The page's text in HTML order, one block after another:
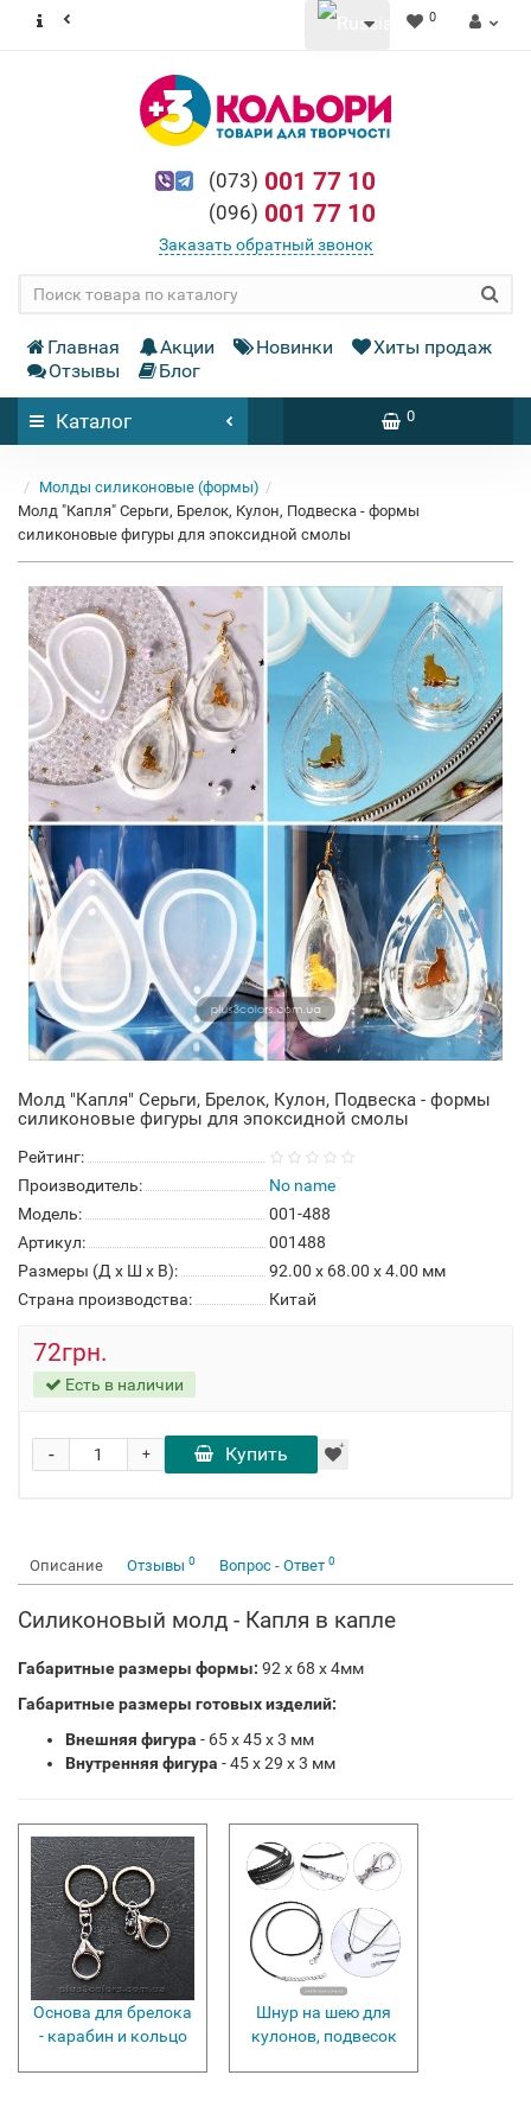
0
(073) 001 77 10
(096) 001 77 10
Заказать обратный звонок
Главная Акции Новинки
Хиты продаж
Отзывы
Блог
Каталог 0
Молды силиконовые (формы)
Молд "Капля" Серьги, Брелок, Кулон, Подвеска - формы
силиконовые фигуры для эпоксидной смолы
Молд "Капля" Серьги, Брелок, Кулон, Подвеска - формы
силиконовые фигуры для эпоксидной смолы
Рейтинг:
Производитель:
No name
Модель:
001-488
Артикул:
001488
Размеры (Д x Ш x В):
92.00 x 68.00 x 4.00 мм
Страна производства:
Китай
72грн.
Есть в наличии
+
- Купить
Описание Отзывы 0 Вопрос - Ответ 0
Силиконовый молд - Капля в капле
Габаритные размеры формы: 92 х 68 х 4мм
Габаритные размеры готовых изделий:
Внешняя фигура - 65 х 45 х 3 мм
Внутренняя фигура - 45 х 29 х 3 мм
Основа для брелока
- карабин и кольцо
Шнур на шею для
кулонов, подвесок